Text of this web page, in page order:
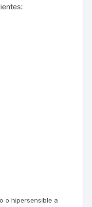
o hipersensible a